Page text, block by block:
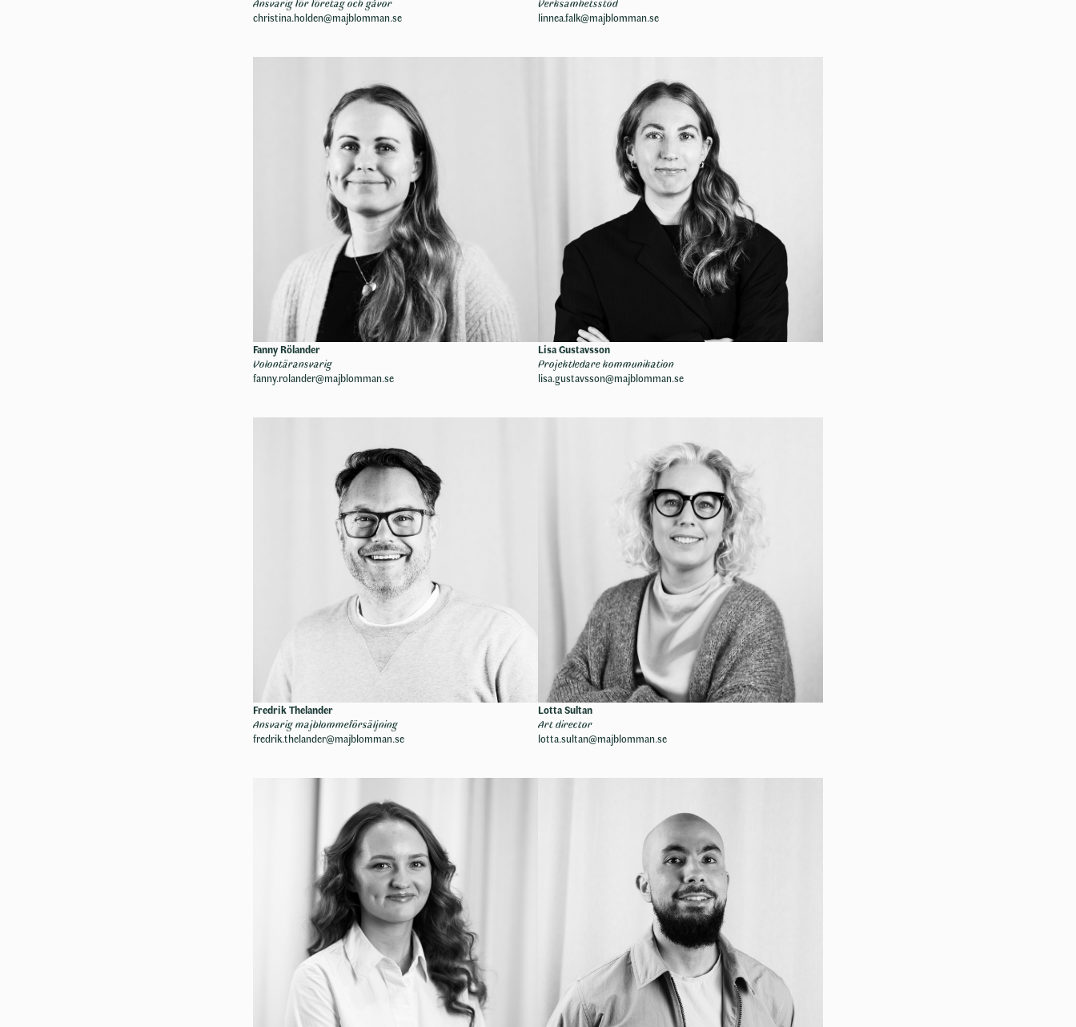
christina.holden@majblomman.se
Fanny Rölander
Volontäransvarig
fanny.rolander@majblomman.se
Fredrik Thelander
Ansvarig majblommeförsäljning
fredrik.thelander@majblomman.se
linnea.falk@majblomman.se
Lisa Gustavsson
Projektledare kommunikation
lisa.gustavsson@majblomman.se
Lotta Sultan
Art director
lotta.sultan@majblomman.se